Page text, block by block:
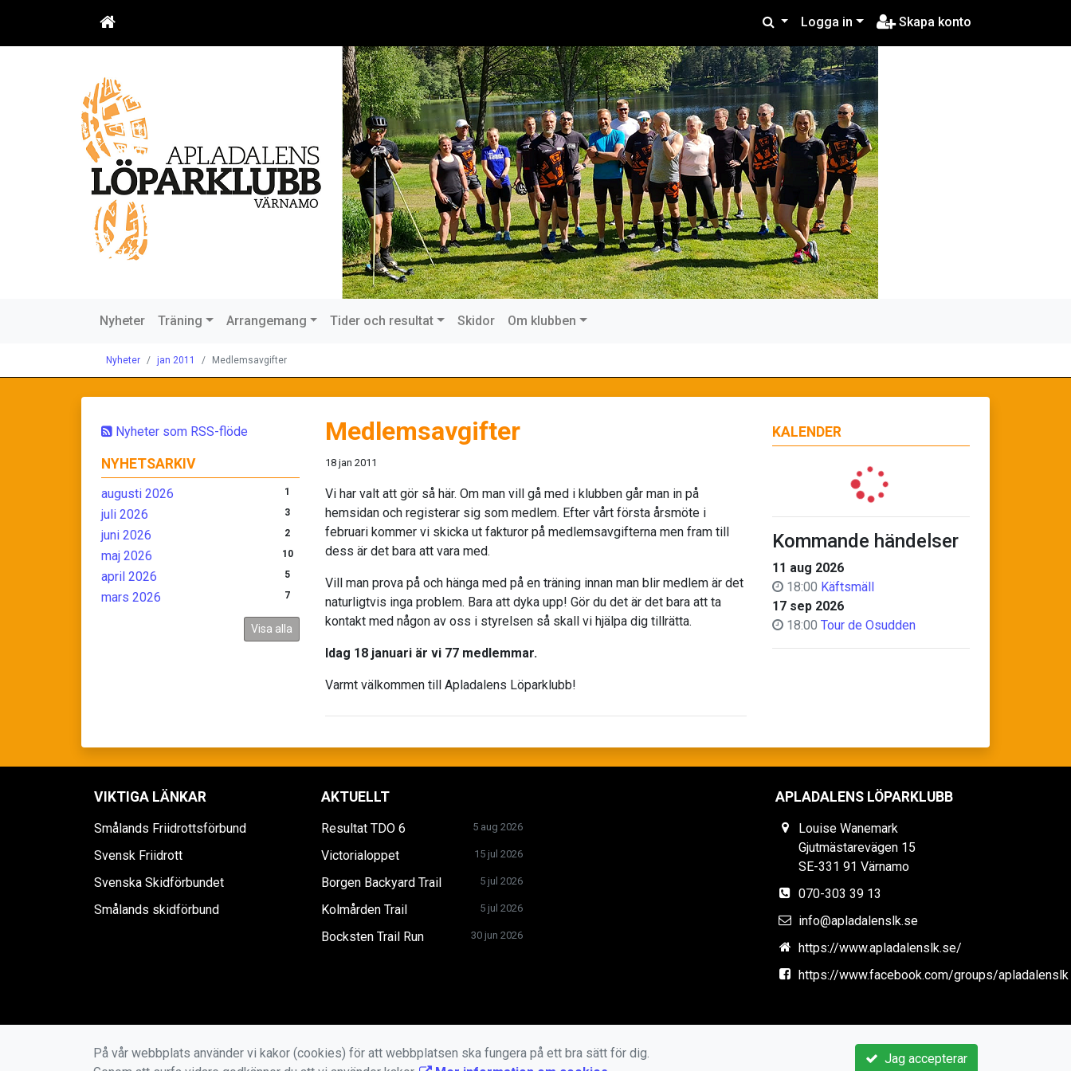
Logga in Skapa konto
Nyheter Träning Arrangemang Tider och resultat Skidor Om klubben
Nyheter jan 2011 Medlemsavgifter
Nyheter som RSS-flöde
NYHETSARKIV
augusti 2026 1
juli 2026 3
juni 2026 2
maj 2026 10
april 2026 5
mars 2026 7
Visa alla
Medlemsavgifter
18 jan 2011
Vi har valt att gör så här. Om man vill gå med i klubben går man in på
hemsidan och registerar sig som medlem. Efter vårt första årsmöte i
februari kommer vi skicka ut fakturor på medlemsavgifterna men fram till
dess är det bara att vara med.
Vill man prova på och hänga med på en träning innan man blir medlem är det
naturligtvis inga problem. Bara att dyka upp! Gör du det är det bara att ta
kontakt med någon av oss i styrelsen så skall vi hjälpa dig tillrätta.
Idag 18 januari är vi 77 medlemmar.
Varmt välkommen till Apladalens Löparklubb!
KALENDER
Kommande händelser
11 aug 2026
18:00 Käftsmäll
17 sep 2026
18:00 Tour de Osudden
VIKTIGA LÄNKAR
Smålands Friidrottsförbund
Svensk Friidrott
Svenska Skidförbundet
Smålands skidförbund
AKTUELLT
Resultat TDO 6 5 aug 2026
Victorialoppet 15 jul 2026
Borgen Backyard Trail 5 jul 2026
Kolmården Trail 5 jul 2026
Bocksten Trail Run 30 jun 2026
APLADALENS LÖPARKLUBB
Louise Wanemark
Gjutmästarevägen 15
SE-331 91 Värnamo
070-303 39 13
info@apladalenslk.se
https://www.apladalenslk.se/
https://www.facebook.com/groups/apladalenslk
Jag accepterar
På vår webbplats använder vi kakor (cookies) för att webbplatsen ska fungera på ett bra sätt för dig.